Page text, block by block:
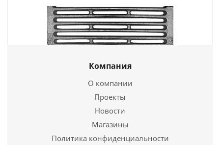
Решетка колосниковая РД-6, 380*250 (Рубцовск)
Компания
О компании
Проекты
Новости
Магазины
Политика конфиденциальности